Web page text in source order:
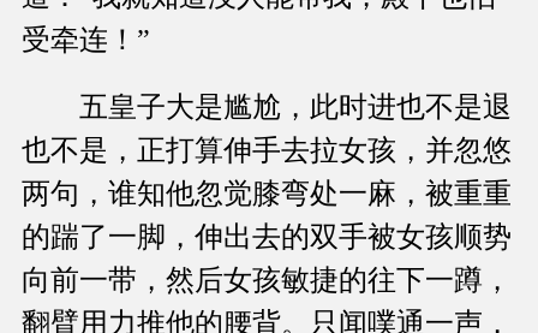
受牵连！”
五皇子大是尴尬，此时进也不是退
也不是，正打算伸手去拉女孩，并忽悠
两句，谁知他忽觉膝弯处一麻，被重重
的踹了一脚，伸出去的双手被女孩顺势
向前一带，然后女孩敏捷的往下一蹲，
翻臂用力推他的腰背。只闻噗通一声，